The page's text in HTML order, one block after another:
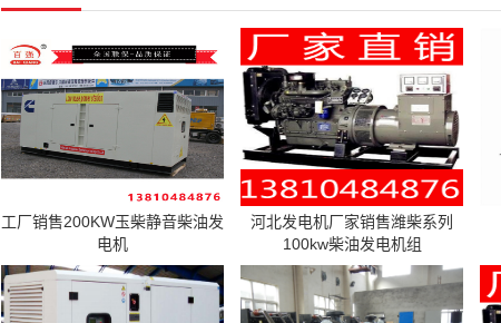
工厂销售200KW玉柴静音柴油发
电机
河北发电机厂家销售潍柴系列
100kw柴油发电机组